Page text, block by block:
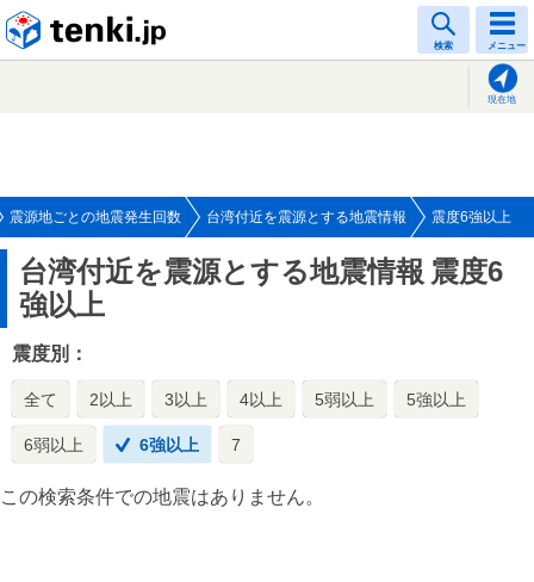
検索 メニュー
現在地
震源地ごとの地震発生回数 台湾付近を震源とする地震情報 震度6強以上
台湾付近を震源とする地震情報 震度6
強以上
震度別：
全て 2以上 3以上 4以上 5弱以上 5強以上
6弱以上 6強以上 7
この検索条件での地震はありません。